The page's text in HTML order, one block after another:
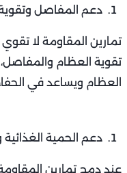
دعم المفاصل
تمارين المقاومة لا
تقوية العظام
العظام ويساعد في
دعم الحمية
عند دمج تمارين